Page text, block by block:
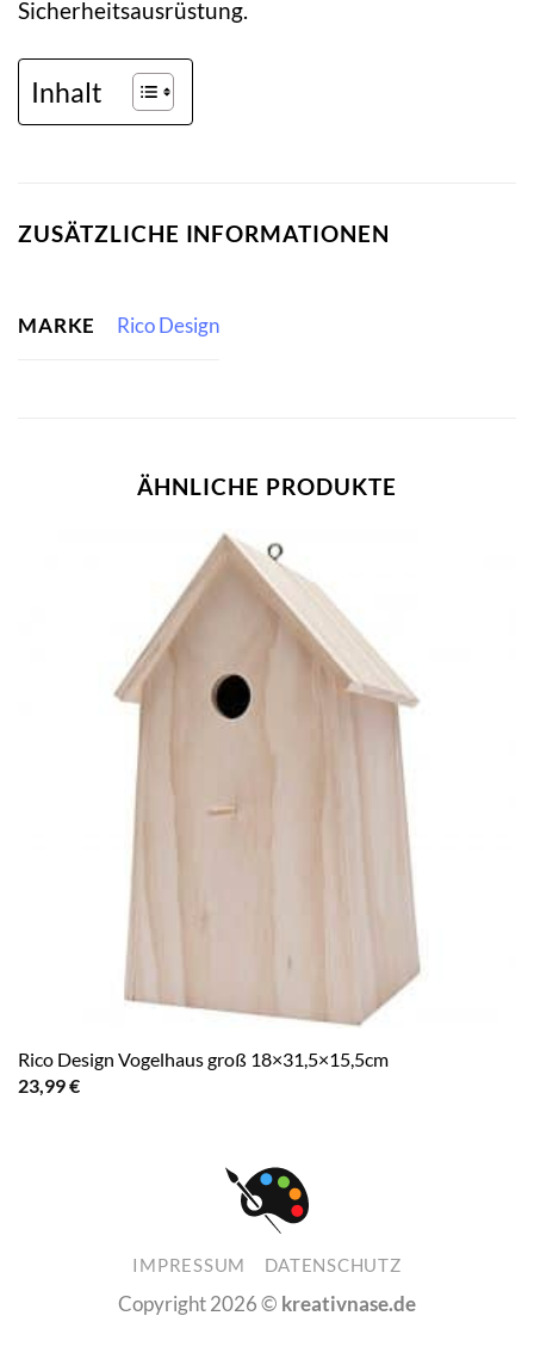
Sicherheitsausrüstung.
Inhalt
ZUSÄTZLICHE INFORMATIONEN
MARKE Rico Design
ÄHNLICHE PRODUKTE
Rico Design Vogelhaus groß 18×31,5×15,5cm
23,99€
IMPRESSUM DATENSCHUTZ
Copyright 2026 © kreativnase.de